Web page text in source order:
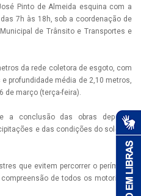
Pinto de Almeida esquina com a
7h às 18h, sob a coordenação de
de Trânsito e Transportes e
da rede coletora de esgoto, com
profundidade média de 2,10 metros,
de março (terça-feira).
a conclusão das obras depende
e das condições do solo em
que evitem percorrer o perímetro
de todos os motoristas